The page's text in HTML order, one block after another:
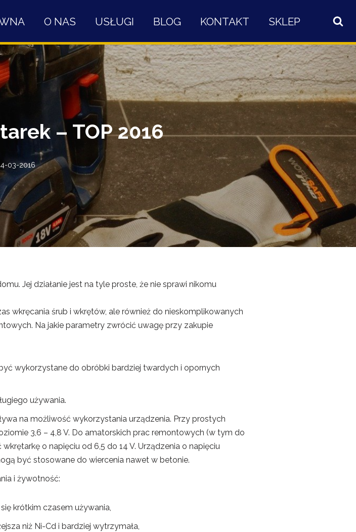
O NAS USŁUGI BLOG KONTAKT SKLEP
– TOP 2016
03-2016
Jej działanie jest na tyle proste, że nie sprawi nikomu
wkręcania śrub i wkrętów, ale również do nieskomplikowanych
Na jakie parametry zwrócić uwagę przy zakupie
wykorzystane do obróbki bardziej twardych i opornych
używania.
na możliwość wykorzystania urządzenia. Przy prostych
3,6 – 4,8 V. Do amatorskich prac remontowych (w tym do
o napięciu od 6,5 do 14 V. Urządzenia o napięciu
być stosowane do wiercenia nawet w betonie.
i żywotność:
krótkim czasem używania,
niż Ni-Cd i bardziej wytrzymała,